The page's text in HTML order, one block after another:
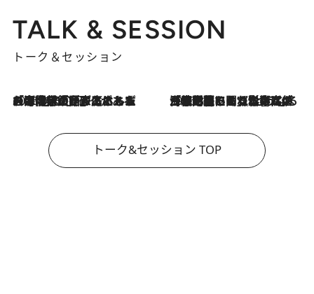
TALK & SESSION
トーク＆セッション
2026.8.3
「今後値上げがあるとすれば…」「リスクがあるのは今年の冬」エネルギー専門家が語る、ホルムズ海峡封鎖が家庭にもたらす“ある心配” 2026.8.3
「住宅建てられない…」「サーチャージ料の高値が続いている」ホルムズ海峡封鎖による影響はいつまで続く？《エネルギー専門家に聞く“どうなる日本の暮らし”》
トーク&セッション TOP